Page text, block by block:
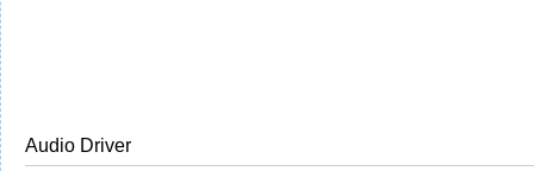
Audio Driver